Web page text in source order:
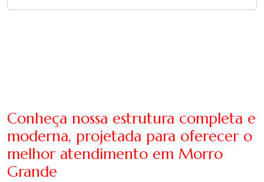
Conheça nossa estrutura completa e
moderna, projetada para oferecer o
melhor atendimento em Morro
Grande